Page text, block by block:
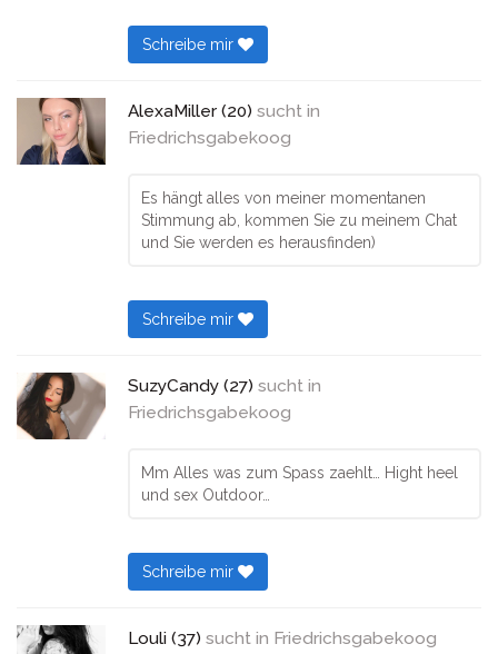
Schreibe mir
AlexaMiller (20) sucht in
Friedrichsgabekoog
Es hängt alles von meiner momentanen
Stimmung ab, kommen Sie zu meinem Chat
und Sie werden es herausfinden)
Schreibe mir
SuzyCandy (27) sucht in
Friedrichsgabekoog
Mm Alles was zum Spass zaehlt… Hight heel
und sex Outdoor…
Schreibe mir
Louli (37) sucht in Friedrichsgabekoog